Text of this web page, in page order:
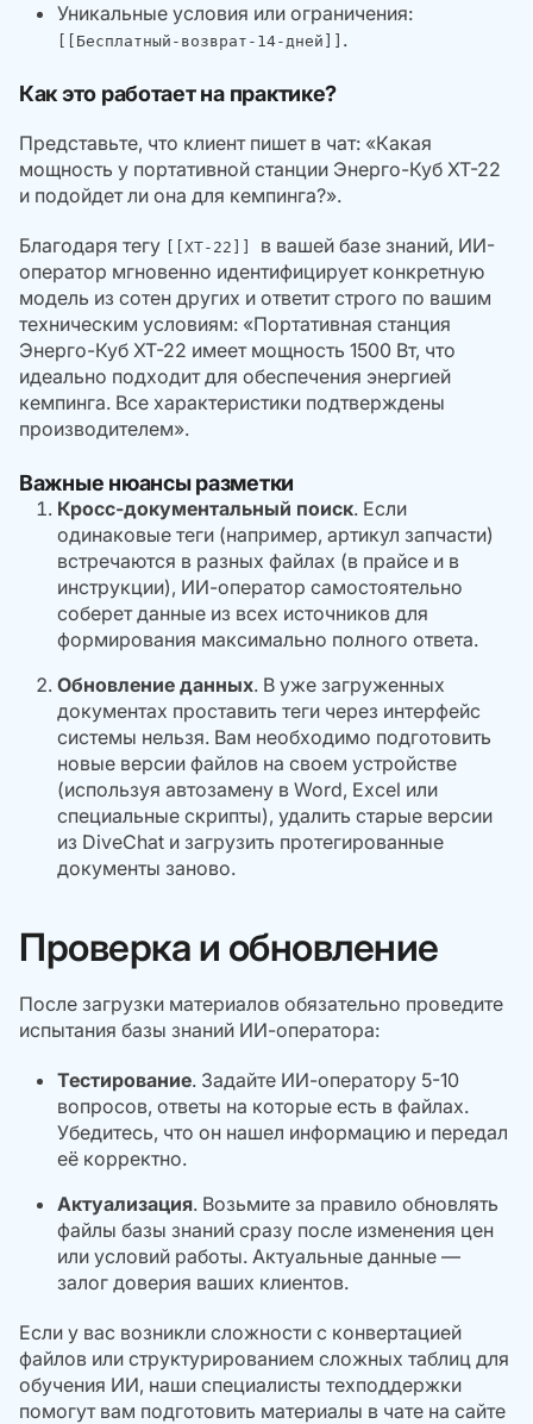
Уникальные условия или ограничения:
[[Бесплатный-возврат-14-дней]] .
Как это работает на практике?
Представьте, что клиент пишет в чат: «Какая
мощность у портативной станции Энерго-Куб XT-22
и подойдет ли она для кемпинга?».
Благодаря тегу [[XT-22]] в вашей базе знаний, ИИ-
оператор мгновенно идентифицирует конкретную
модель из сотен других и ответит строго по вашим
техническим условиям: «Портативная станция
Энерго-Куб XT-22 имеет мощность 1500 Вт, что
идеально подходит для обеспечения энергией
кемпинга. Все характеристики подтверждены
производителем».
Важные нюансы разметки
Кросс-документальный поиск. Если
одинаковые теги (например, артикул запчасти)
встречаются в разных файлах (в прайсе и в
инструкции), ИИ-оператор самостоятельно
соберет данные из всех источников для
формирования максимально полного ответа.
Обновление данных. В уже загруженных
документах проставить теги через интерфейс
системы нельзя. Вам необходимо подготовить
новые версии файлов на своем устройстве
(используя автозамену в Word, Excel или
специальные скрипты), удалить старые версии
из DiveChat и загрузить протегированные
документы заново.
Проверка и обновление
После загрузки материалов обязательно проведите
испытания базы знаний ИИ-оператора:
Тестирование. Задайте ИИ-оператору 5-10
вопросов, ответы на которые есть в файлах.
Убедитесь, что он нашел информацию и передал
её корректно.
Актуализация. Возьмите за правило обновлять
файлы базы знаний сразу после изменения цен
или условий работы. Актуальные данные —
залог доверия ваших клиентов.
Если у вас возникли сложности с конвертацией
файлов или структурированием сложных таблиц для
обучения ИИ, наши специалисты техподдержки
помогут вам подготовить материалы в чате на сайте